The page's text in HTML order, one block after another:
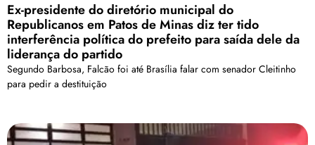
Ex-presidente do diretório municipal do
Republicanos em Patos de Minas diz ter tido
interferência política do prefeito para saída dele da
liderança do partido
Segundo Barbosa, Falcão foi até Brasília falar com senador Cleitinho
para pedir a destituição